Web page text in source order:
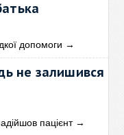
допомоги →
не залишився
пацієнт→